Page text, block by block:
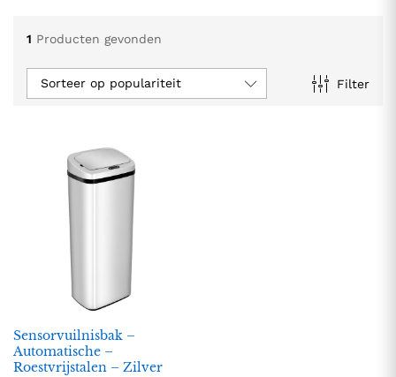
1 Producten gevonden
Filter
Sorteer op populariteit
Sensorvuilnisbak –
Automatische –
Roestvrijstalen – Zilver